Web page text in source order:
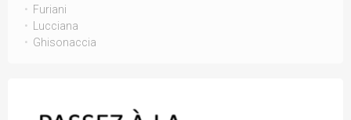
Furiani
Lucciana
Ghisonaccia